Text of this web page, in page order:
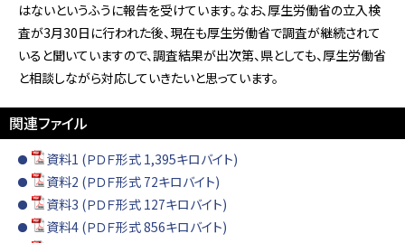
はないというふうに報告を受けています。なお、厚生労働省の立入検
査が3月30日に行われた後、現在も厚生労働省で調査が継続されて
いると聞いていますので、調査結果が出次第、県としても、厚生労働省
と相談しながら対応していきたいと思っています。
関連ファイル
資料1 (ＰＤＦ形式 1,395キロバイト)
資料2 (ＰＤＦ形式 72キロバイト)
資料3 (ＰＤＦ形式 127キロバイト)
資料4 (ＰＤＦ形式 856キロバイト)